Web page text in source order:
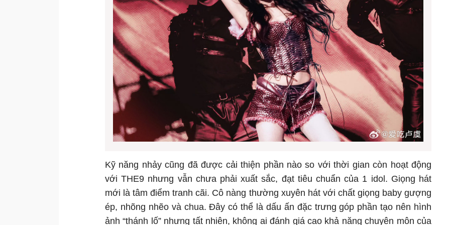
Kỹ năng nhảy cũng đã được cải thiện phần nào so với thời gian còn hoạt động
với THE9 nhưng vẫn chưa phải xuất sắc, đạt tiêu chuẩn của 1 idol. Giọng hát
mới là tâm điểm tranh cãi. Cô nàng thường xuyên hát với chất giọng baby gượng
ép, nhõng nhẽo và chua. Đây có thể là dấu ấn đặc trưng góp phần tạo nên hình
ảnh “thánh lố” nhưng tất nhiên, không ai đánh giá cao khả năng chuyên môn của